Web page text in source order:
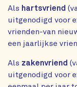
Als hartsvriend
uitgenodigd voor
vrienden-van
een jaarlijkse
Als zakenvriend
uitgenodigd voor